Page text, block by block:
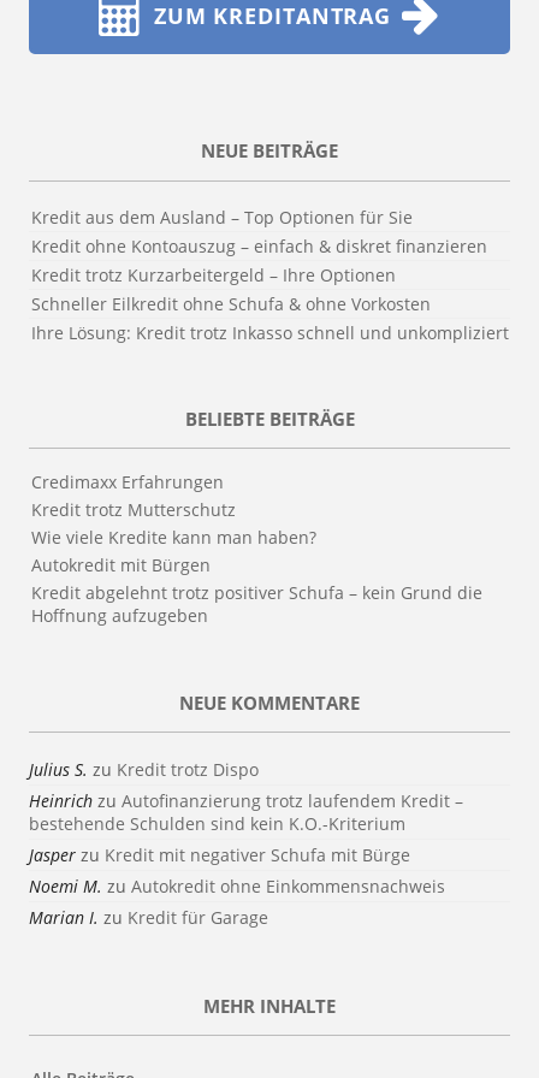
ZUM KREDITANTRAG
NEUE BEITRÄGE
Kredit aus dem Ausland – Top Optionen für Sie
Kredit ohne Kontoauszug – einfach & diskret finanzieren
Kredit trotz Kurzarbeitergeld – Ihre Optionen
Schneller Eilkredit ohne Schufa & ohne Vorkosten
Ihre Lösung: Kredit trotz Inkasso schnell und unkompliziert
BELIEBTE BEITRÄGE
Credimaxx Erfahrungen
Kredit trotz Mutterschutz
Wie viele Kredite kann man haben?
Autokredit mit Bürgen
Kredit abgelehnt trotz positiver Schufa – kein Grund die
Hoffnung aufzugeben
NEUE KOMMENTARE
Julius S. zu Kredit trotz Dispo
Heinrich zu Autofinanzierung trotz laufendem Kredit –
bestehende Schulden sind kein K.O.-Kriterium
Jasper zu Kredit mit negativer Schufa mit Bürge
Noemi M. zu Autokredit ohne Einkommensnachweis
Marian I. zu Kredit für Garage
MEHR INHALTE